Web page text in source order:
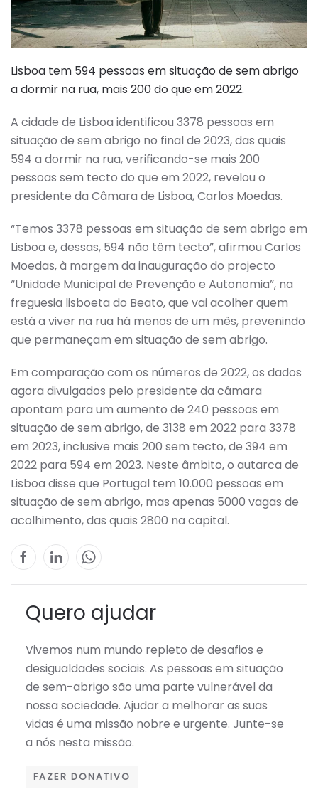
Lisboa tem 594 pessoas em situação de sem abrigo
a dormir na rua, mais 200 do que em 2022.
A cidade de Lisboa identificou 3378 pessoas em
situação de sem abrigo no final de 2023, das quais
594 a dormir na rua, verificando-se mais 200
pessoas sem tecto do que em 2022, revelou o
presidente da Câmara de Lisboa, Carlos Moedas.
“Temos 3378 pessoas em situação de sem abrigo em
Lisboa e, dessas, 594 não têm tecto”, afirmou Carlos
Moedas, à margem da inauguração do projecto
“Unidade Municipal de Prevenção e Autonomia”, na
freguesia lisboeta do Beato, que vai acolher quem
está a viver na rua há menos de um mês, prevenindo
que permaneçam em situação de sem abrigo.
Em comparação com os números de 2022, os dados
agora divulgados pelo presidente da câmara
apontam para um aumento de 240 pessoas em
situação de sem abrigo, de 3138 em 2022 para 3378
em 2023, inclusive mais 200 sem tecto, de 394 em
2022 para 594 em 2023. Neste âmbito, o autarca de
Lisboa disse que Portugal tem 10.000 pessoas em
situação de sem abrigo, mas apenas 5000 vagas de
acolhimento, das quais 2800 na capital.
Quero ajudar
Vivemos num mundo repleto de desafios e
desigualdades sociais. As pessoas em situação
de sem-abrigo são uma parte vulnerável da
nossa sociedade. Ajudar a melhorar as suas
vidas é uma missão nobre e urgente. Junte-se
a nós nesta missão.
FAZER DONATIVO